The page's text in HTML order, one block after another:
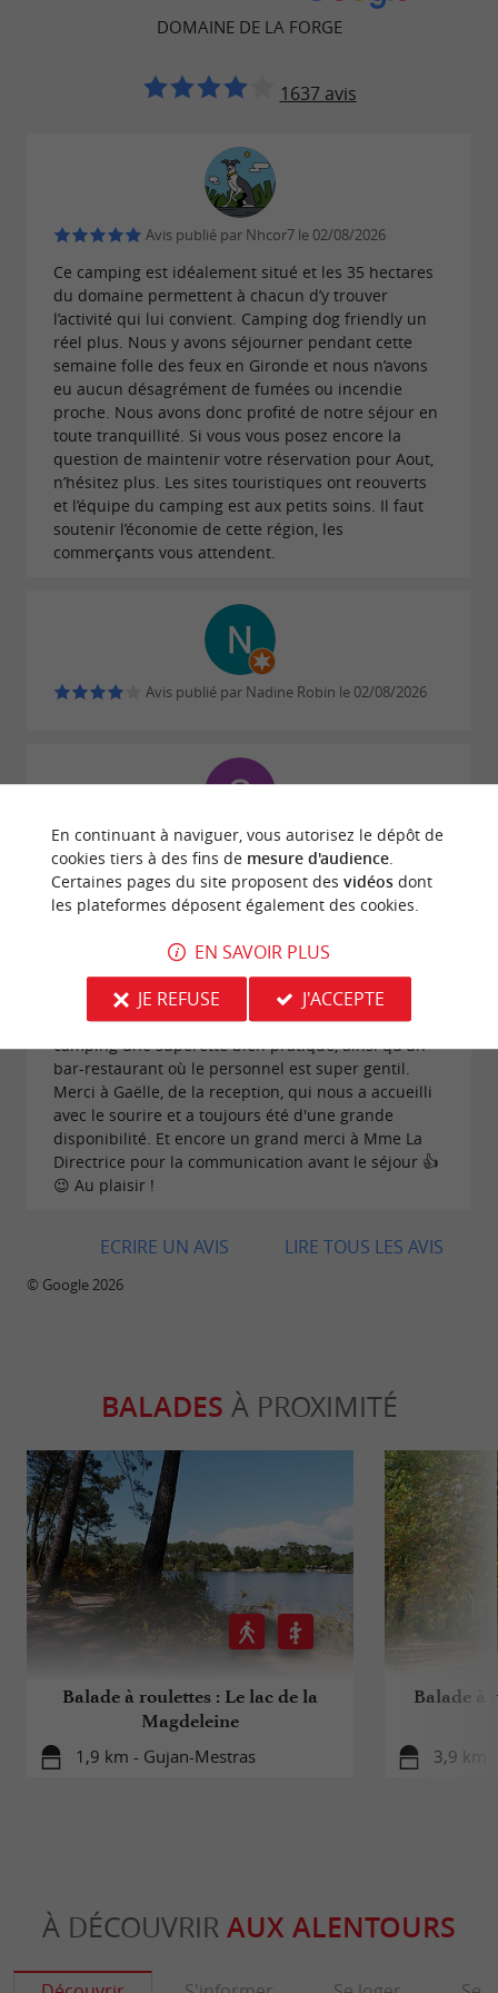
GUIDE BORDEAUX GIRONDE
Le Domaine de la Forge, un camping 4* ouvert
toute l’année près du Bassin d’Arcachon
DOMAINE DE LA FORGE
1637 avis
Avis publié par Nhcor7 le 02/08/2026
Ce camping est idéalement situé et les 35 hectares
du domaine permettent à chacun d’y trouver
l’activité qui lui convient. Camping dog friendly un
réel plus. Nous y avons séjourner pendant cette
semaine folle des feux en Gironde et nous n’avons
eu aucun désagrément de fumées ou incendie
proche. Nous avons donc profité de notre séjour en
toute tranquillité. Si vous vous posez encore la
question de maintenir votre réservation pour Aout,
n’hésitez plus. Les sites touristiques ont reouverts
et l’équipe du camping est aux petits soins. Il faut
soutenir l’économie de cette région, les
commerçants vous attendent.
Avis publié par Nadine Robin le 02/08/2026
Avis publié par Séverine le 01/08/2026
Nous rentrons d'une semaine de vacances au
Domaine de la Forge où nous avons passé, malgré
pour passer de belles vacances : piscines,
toboggans, tennis, ping-pong, moni-ferme. Nous
avions en face de notre chalet des "machines" de
sport. Vous trouverez également au sein du
camping une supérette bien pratique, ainsi qu'un
bar-restaurant où le personnel est super gentil.
Merci à Gaëlle, de la reception, qui nous a accueilli
avec le sourire et a toujours été d'une grande
disponibilité. Et encore un grand merci à Mme La
Directrice pour la communication avant le séjour 👍
😉 Au plaisir !
LIRE TOUS LES AVIS
ECRIRE UN AVIS
© Google 2026
BALADES À PROXIMITÉ
Balade à roulettes : Le lac de la
Magdeleine
1,9 km - Gujan-Mestras
Balade à
3,9 km
À DÉCOUVRIR AUX ALENTOURS
En continuant à naviguer, vous autorisez le dépôt de
cookies tiers à des fins de mesure d'audience.
Certaines pages du site proposent des vidéosdont
les plateformes déposent également des cookies.
EN SAVOIR PLUS
JE REFUSE
J'ACCEPTE